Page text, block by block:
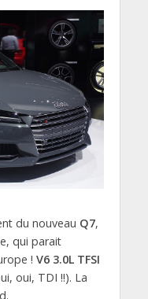
du nouveau Q7,
qui parait
! V6 3.0L TFSI
oui, TDI !!). La